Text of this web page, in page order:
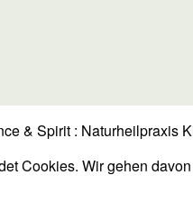
& Spirit : Naturheilpraxis
Cookies. Wir gehen